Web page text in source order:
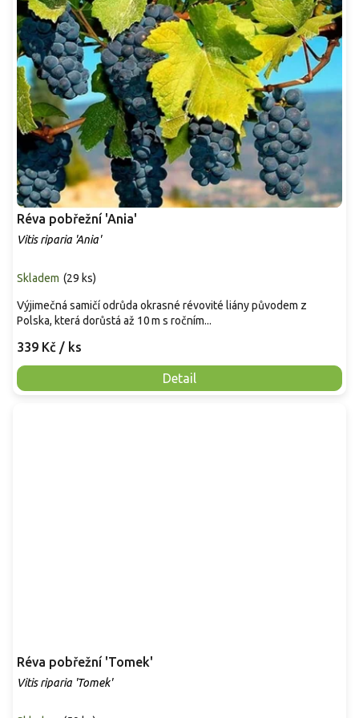
Réva pobřežní 'Ania'
Vitis riparia 'Ania'
Skladem (29 ks)
339 Kč / ks
Detail
Výjimečná samičí odrůda okrasné révovité liány původem z
Polska, která dorůstá až 10 m s ročním...
Réva pobřežní 'Tomek'
Vitis riparia 'Tomek'